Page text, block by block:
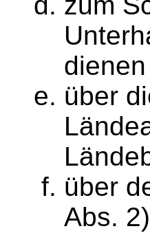
über
über
Abs.